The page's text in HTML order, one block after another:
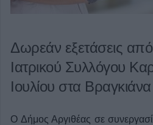
Δωρεάν εξετάσεις
Ιατρικού Συλλόγου
Ιουλίου στα Βραγκιάνα
Ο Δήμος Αργιθέας σε